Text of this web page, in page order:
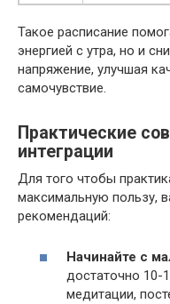
Такое расписание
энергией с утра, но и
напряжение, улучшая
самочувствие.
Практические
интеграции
Для того чтобы
максимальную пользу,
рекомендаций:
Начинайте с
достаточно 10-
медитации,